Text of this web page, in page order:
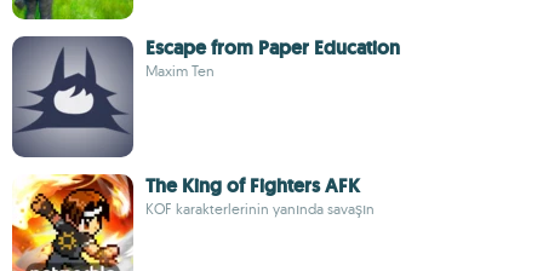
Escape from Paper Education
Maxim Ten
The King of Fighters AFK
KOF karakterlerinin yanında savaşın